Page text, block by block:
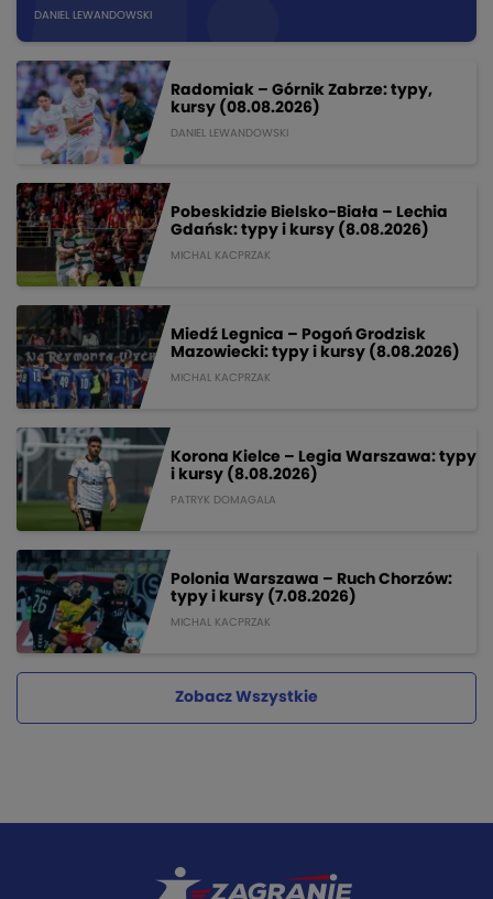
DANIEL LEWANDOWSKI
Radomiak – Górnik Zabrze: typy,
kursy (08.08.2026)
DANIEL LEWANDOWSKI
Pobeskidzie Bielsko-Biała – Lechia
Gdańsk: typy i kursy (8.08.2026)
MICHAL KACPRZAK
Miedź Legnica – Pogoń Grodzisk
Mazowiecki: typy i kursy (8.08.2026)
MICHAL KACPRZAK
Korona Kielce – Legia Warszawa: typy
i kursy (8.08.2026)
PATRYK DOMAGALA
Polonia Warszawa – Ruch Chorzów:
typy i kursy (7.08.2026)
MICHAL KACPRZAK
Zobacz Wszystkie